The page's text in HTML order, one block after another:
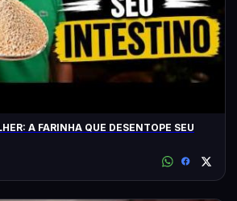
A FARINHA QUE DESENTOPE SEU